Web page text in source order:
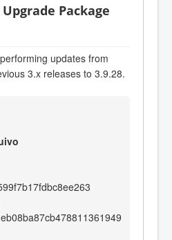
Package
updates from
3.x releases to 3.9.28.